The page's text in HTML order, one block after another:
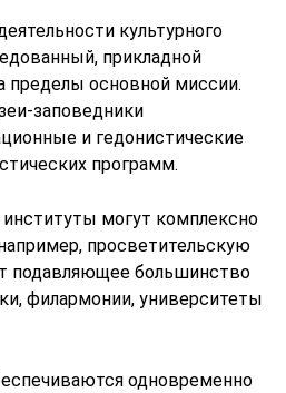
культурного
прикладной
пределы основной миссии.
заповедники
и гедонистические
программ.
могут комплексно
просветительскую
подавляющее большинство
филармонии, университеты
одновременно